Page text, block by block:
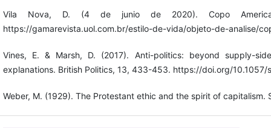
Vila Nova, D. (4 de junio de 2020). Copo
https://gamarevista.uol.com.br/estilo-de-vida/objeto-de-analise/
Vines, E. & Marsh, D. (2017). Anti-politics: beyond supply-
explanations. British Politics, 13, 433-453. https://doi.org/
Weber, M. (1929). The Protestant ethic and the spirit of capitalism.